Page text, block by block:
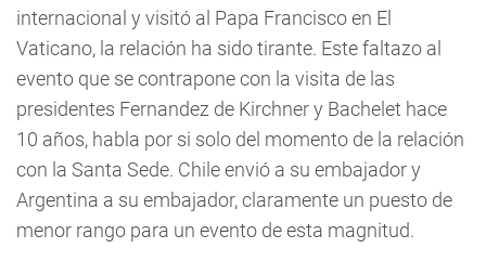
internacional y visitó al Papa Francisco en El
Vaticano, la relación ha sido tirante. Este faltazo al
evento que se contrapone con la visita de las
presidentes Fernandez de Kirchner y Bachelet hace
10 años, habla por si solo del momento de la relación
con la Santa Sede. Chile envió a su embajador y
Argentina a su embajador, claramente un puesto de
menor rango para un evento de esta magnitud.